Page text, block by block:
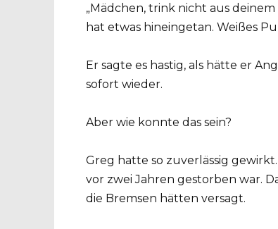
„Mädchen, trink nicht aus
hat etwas hineingetan. Weißes
Er sagte es hastig, als hätte er
sofort wieder.
Aber wie konnte das sein?
Greg hatte so zuverlässig
vor zwei Jahren gestorben war.
die Bremsen hätten versagt.